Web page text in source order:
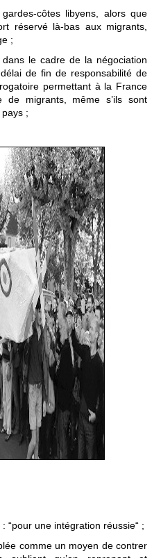
côtes libyens, alors que
réservé là-bas aux migrants,
;
le cadre de la négociation
de fin de responsabilité de
permettant à la France
de migrants, même s’ils sont
;
“pour une intégration réussie“ ;
comme un moyen de contrer